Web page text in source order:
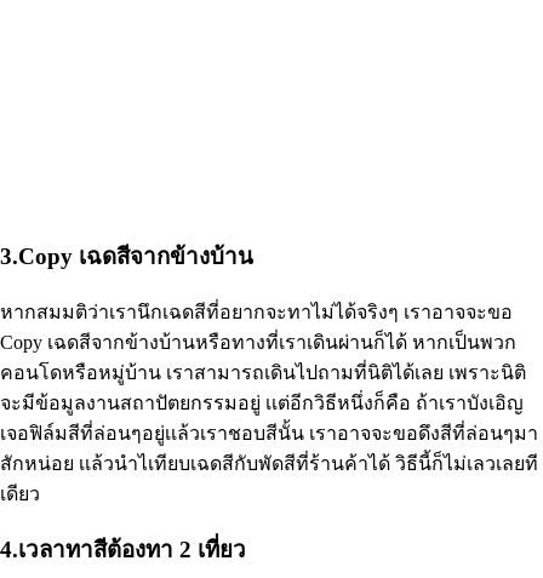
3.Copy เฉดสีจากข้างบ้าน
หากสมมติว่าเรานึกเฉดสีที่อยากจะทาไม่ได้จริงๆ เราอาจจะขอ
Copy เฉดสีจากข้างบ้านหรือทางที่เราเดินผ่านก็ได้ หากเป็นพวก
คอนโดหรือหมู่บ้าน เราสามารถเดินไปถามที่นิติได้เลย เพราะนิติ
จะมีข้อมูลงานสถาปัตยกรรมอยู่ เเต่อีกวิธีหนึ่งก็คือ ถ้าเราบังเอิญ
เจอฟิล์มสีที่ล่อนๆอยู่เเล้วเราชอบสีนั้น เราอาจจะขอดึงสีที่ล่อนๆมา
สักหน่อย เเล้วนำไเทียบเฉดสีกับพัดสีที่ร้านค้าได้ วิธีนี้ก็ไม่เลวเลยที
เดียว
4.เวลาทาสีต้องทา 2 เที่ยว